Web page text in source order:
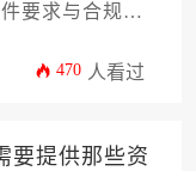
要求与合规流
资质文件清
470 人看过
要提供那些资